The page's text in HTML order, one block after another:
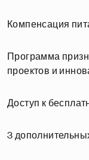
Компенсация
Программа
проектов и
Доступ к
3